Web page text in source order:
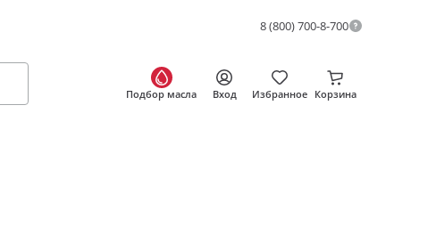
8 (800) 700-8-700
Подбор масла Вход Избранное Корзина